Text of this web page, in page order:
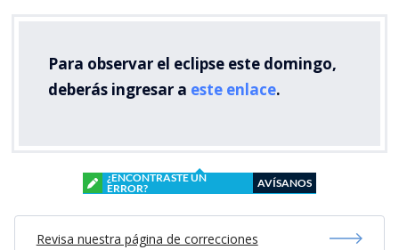
Para observar el eclipse este domingo,
deberás ingresar a este enlace.
¿ENCONTRASTE UN
ERROR?
AVÍSANOS
Revisa nuestra página de correcciones